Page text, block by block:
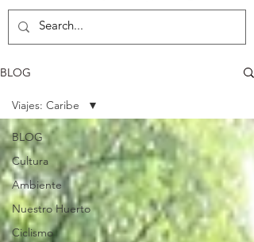
BLOG
BLOG
Cultura
Ambiente
Nuestro Huerto
Ciclismo
Viajes: Caribe